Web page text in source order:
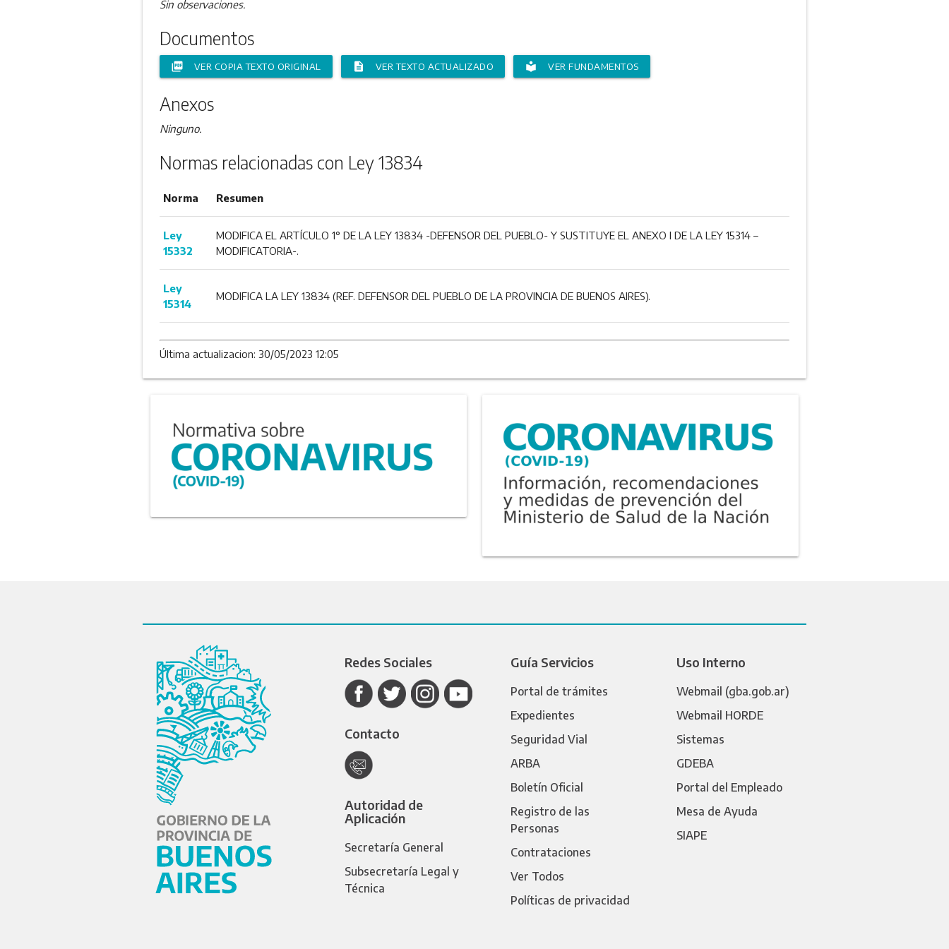
Sin observaciones.
Documentos
picture_as_pdf VER COPIA TEXTO ORIGINAL description VER TEXTO ACTUALIZADO local_library VER FUNDAMENTOS
Anexos
Ninguno.
Normas relacionadas con Ley 13834
Norma Resumen
Ley
15332
MODIFICA EL ARTÍCULO 1° DE LA LEY 13834 -DEFENSOR DEL PUEBLO- Y SUSTITUYE EL ANEXO I DE LA LEY 15314 –
MODIFICATORIA-.
Ley
15314
MODIFICA LA LEY 13834 (REF. DEFENSOR DEL PUEBLO DE LA PROVINCIA DE BUENOS AIRES).
Última actualizacion: 30/05/2023 12:05
Redes Sociales
Contacto
Autoridad de
Aplicación
Secretaría General
Subsecretaría Legal y
Técnica
Guía Servicios
Portal de trámites
Expedientes
Seguridad Vial
ARBA
Boletín Oficial
Registro de las
Personas
Contrataciones
Ver Todos
Políticas de privacidad
Uso Interno
Webmail (gba.gob.ar)
Webmail HORDE
Sistemas
GDEBA
Portal del Empleado
Mesa de Ayuda
SIAPE